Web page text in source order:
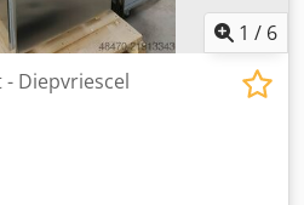
1 / 6
Diepvriescel